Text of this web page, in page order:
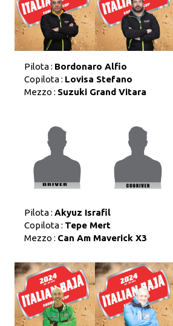
Pilota : Bordonaro Alfio
Copilota : Lovisa Stefano
Mezzo : Suzuki Grand Vitara
Pilota : Akyuz Israfil
Copilota : Tepe Mert
Mezzo : Can Am Maverick X3